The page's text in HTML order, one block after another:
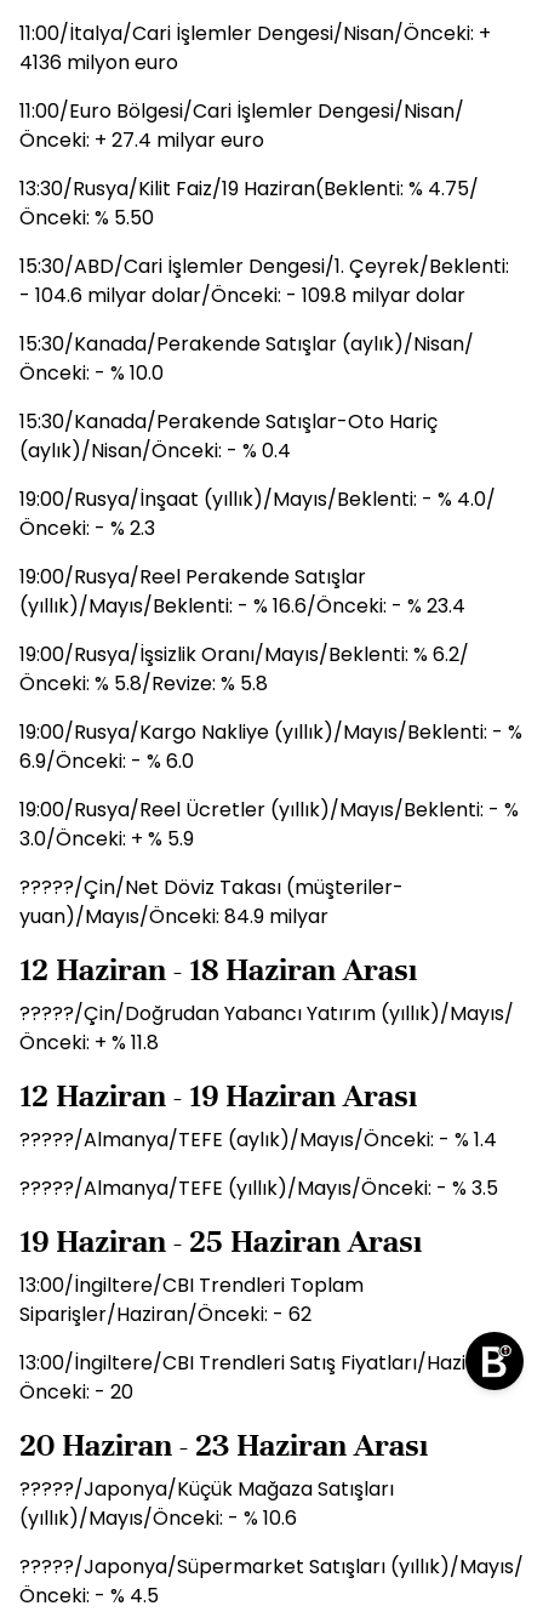
11:00/İtalya/Cari İşlemler Dengesi/Nisan/Önceki: +
4136 milyon euro
11:00/Euro Bölgesi/Cari İşlemler Dengesi/Nisan/
Önceki: + 27.4 milyar euro
13:30/Rusya/Kilit Faiz/19 Haziran(Beklenti: % 4.75/
Önceki: % 5.50
15:30/ABD/Cari İşlemler Dengesi/1. Çeyrek/Beklenti:
- 104.6 milyar dolar/Önceki: - 109.8 milyar dolar
15:30/Kanada/Perakende Satışlar (aylık)/Nisan/
Önceki: - % 10.0
15:30/Kanada/Perakende Satışlar-Oto Hariç
(aylık)/Nisan/Önceki: - % 0.4
19:00/Rusya/İnşaat (yıllık)/Mayıs/Beklenti: - % 4.0/
Önceki: - % 2.3
19:00/Rusya/Reel Perakende Satışlar
(yıllık)/Mayıs/Beklenti: - % 16.6/Önceki: - % 23.4
19:00/Rusya/İşsizlik Oranı/Mayıs/Beklenti: % 6.2/
Önceki: % 5.8/Revize: % 5.8
19:00/Rusya/Kargo Nakliye (yıllık)/Mayıs/Beklenti: - %
6.9/Önceki: - % 6.0
19:00/Rusya/Reel Ücretler (yıllık)/Mayıs/Beklenti: - %
3.0/Önceki: + % 5.9
?????/Çin/Net Döviz Takası (müşteriler-
yuan)/Mayıs/Önceki: 84.9 milyar
12 Haziran - 18 Haziran Arası
?????/Çin/Doğrudan Yabancı Yatırım (yıllık)/Mayıs/
Önceki: + % 11.8
12 Haziran - 19 Haziran Arası
?????/Almanya/TEFE (aylık)/Mayıs/Önceki: - % 1.4
?????/Almanya/TEFE (yıllık)/Mayıs/Önceki: - % 3.5
19 Haziran - 25 Haziran Arası
13:00/İngiltere/CBI Trendleri Toplam
Siparişler/Haziran/Önceki: - 62
13:00/İngiltere/CBI Trendleri Satış Fiyatları/Haziran/
Önceki: - 20
20 Haziran - 23 Haziran Arası
?????/Japonya/Küçük Mağaza Satışları
(yıllık)/Mayıs/Önceki: - % 10.6
?????/Japonya/Süpermarket Satışları (yıllık)/Mayıs/
Önceki: - % 4.5